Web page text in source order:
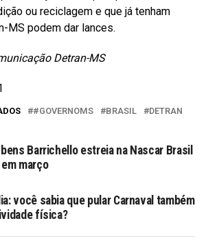
ou reciclagem e que já tenham
MS podem dar lances.
Detran-MS
#GOVERNOMS BRASIL DETRAN
Barrichello estreia na Nascar Brasil
março
você sabia que pular Carnaval também
física?